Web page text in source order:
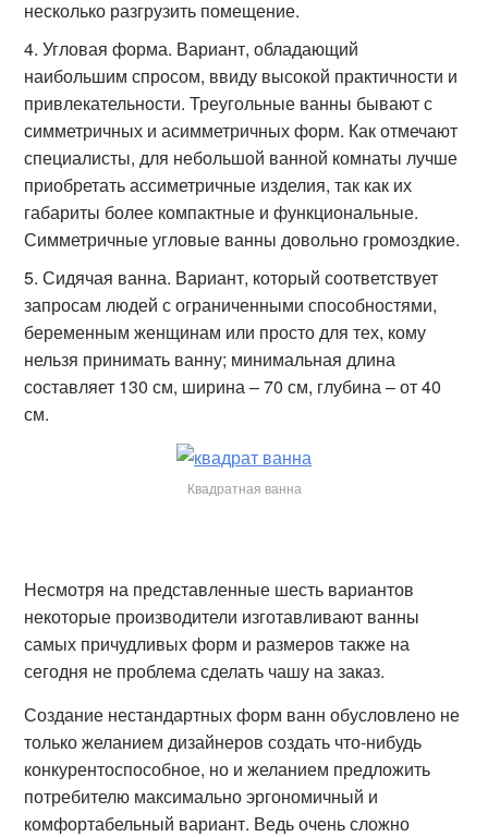
несколько разгрузить помещение.
Угловая форма. Вариант, обладающий
наибольшим спросом, ввиду высокой практичности и
привлекательности. Треугольные ванны бывают с
симметричных и асимметричных форм. Как отмечают
специалисты, для небольшой ванной комнаты лучше
приобретать ассиметричные изделия, так как их
габариты более компактные и функциональные.
Симметричные угловые ванны довольно громоздкие.
Сидячая ванна. Вариант, который соответствует
запросам людей с ограниченными способностями,
беременным женщинам или просто для тех, кому
нельзя принимать ванну; минимальная длина
составляет 130 см, ширина – 70 см, глубина – от 40
см.
Квадратная ванна
Несмотря на представленные шесть вариантов
некоторые производители изготавливают ванны
самых причудливых форм и размеров также на
сегодня не проблема сделать чашу на заказ.
Создание нестандартных форм ванн обусловлено не
только желанием дизайнеров создать что-нибудь
конкурентоспособное, но и желанием предложить
потребителю максимально эргономичный и
комфортабельный вариант. Ведь очень сложно